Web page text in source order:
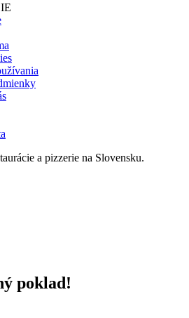
a pizzerie na Slovensku.
poklad!